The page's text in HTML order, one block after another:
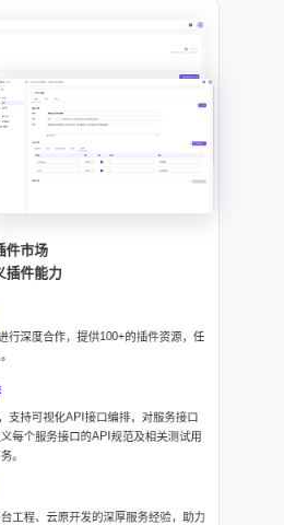
件市场
插件能力
行深度合作，提供100+的插件资源，任
支持可视化API接口编排，对服务接口
每个服务接口的API规范及相关测试用
。
工程、云原开发的深厚服务经验，助力